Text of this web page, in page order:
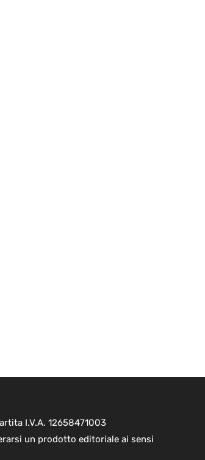
I.V.A. 12658471003
un prodotto editoriale ai sensi